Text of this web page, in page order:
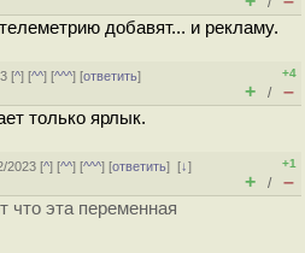
добавят... и рекламу.
[^] [^^] [^^^] [ответить]
+4
+ / –
только ярлык.
2023 [^] [^^] [^^^] [ответить][↓]
+1
+ / –
что эта переменная